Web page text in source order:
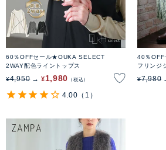
60％OFFセール★OUKA SELECT
2WAY配色ライントップス
¥4,950 ¥1,980 税込
4.00 （1）
40％
フリンジ
¥7,980